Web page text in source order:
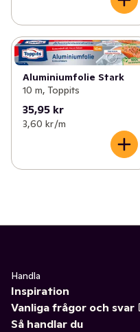
(30)
✓ Hushållsel (80)
✓ Husgeråd (94)
✓ Kontor & tillbehör
Grill, ved & tändare (19)
✓ Heminredning (48)
✓ Fritid & övrigt (23)
✓ Aluminiumfolie (4)
✓ Plastpåsar (4)
✓ Plastfolie
Engångsbakformar (8)
✓ Zip-påsar (4)
Aluminiumfolie Stark
10 m, Toppits
35,95 kr
3,60 kr /m
Handla
Inspiration
Vanliga frågor och svar
Så handlar du